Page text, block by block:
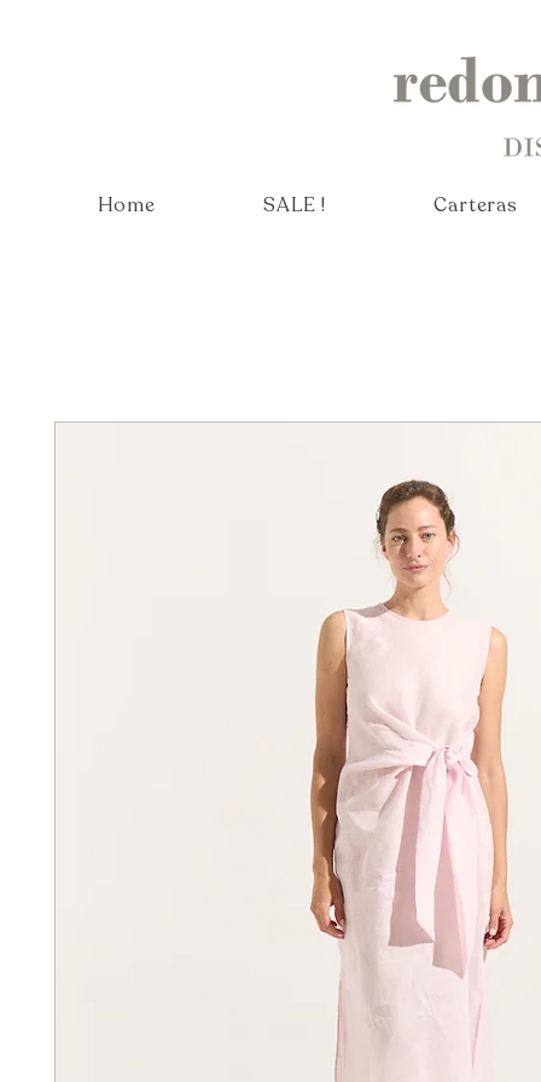
Home SALE ! Carteras